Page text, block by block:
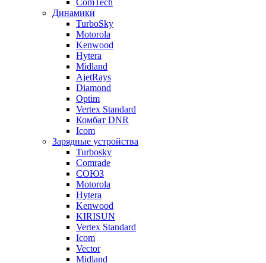
ComTech
Динамики
TurboSky
Motorola
Kenwood
Hytera
Midland
AjetRays
Diamond
Optim
Vertex Standard
Комбат DNR
Icom
Зарядные устройства
Turbosky
Comrade
СОЮЗ
Motorola
Hytera
Kenwood
KIRISUN
Vertex Standard
Icom
Vector
Midland